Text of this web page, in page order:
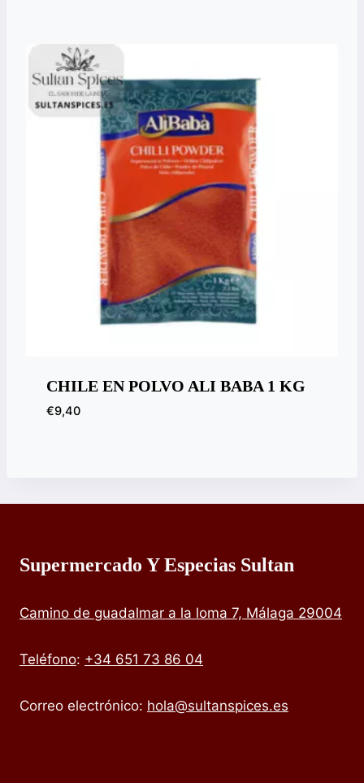
CHILE EN POLVO ALI BABA 1 KG
€9,40
Supermercado Y Especias Sultan
Camino de guadalmar a la loma 7, Málaga 29004
Teléfono: +34 651 73 86 04
Correo electrónico: hola@sultanspices.es